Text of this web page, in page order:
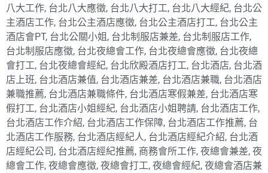
八大工作, 台北八大應徵, 台北八大打工, 台北八大經紀, 台北公
主酒店工作, 台北公主酒店應徵, 台北公主酒店打工, 台北公主
酒店會PT, 台北公關小姐 , 台北制服店兼差, 台北制服店工作,
台北制服店應徵, 台北夜總會工作, 台北夜總會應徵, 台北夜總
會打工, 台北夜總會經紀, 台北欣殿酒店打工, 台北酒店, 台北酒
店上班, 台北酒店兼值, 台北酒店兼差, 台北酒店兼職, 台北酒店
兼職推薦, 台北酒店兼職條件, 台北酒店寒假兼差, 台北酒店寒
假打工, 台北酒店小姐經紀, 台北酒店小姐聘請, 台北酒店工作,
台北酒店工作介紹, 台北酒店工作保障, 台北酒店工作推薦, 台
北酒店工作服務, 台北酒店經紀人, 台北酒店經紀介紹, 台北酒
店經紀公司 , 台北酒店經紀推薦, 商務會所工作, 夜總會兼差, 夜
總會工作, 夜總會應徵, 夜總會打工, 夜總會經紀, 夜總會酒店兼